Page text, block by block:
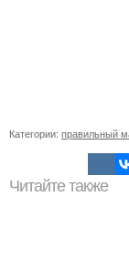
Категории: правильный
Читайте также